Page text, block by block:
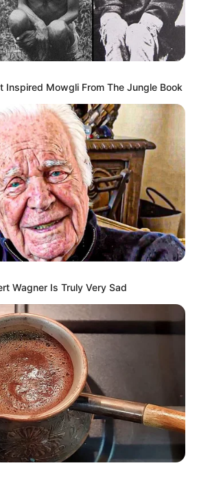
Inspired Mowgli From The Jungle Book
Wagner Is Truly Very Sad